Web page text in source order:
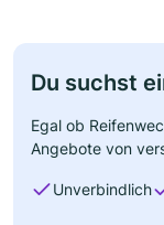
Du suchst
Egal ob
Angebote von
Unverbindlich